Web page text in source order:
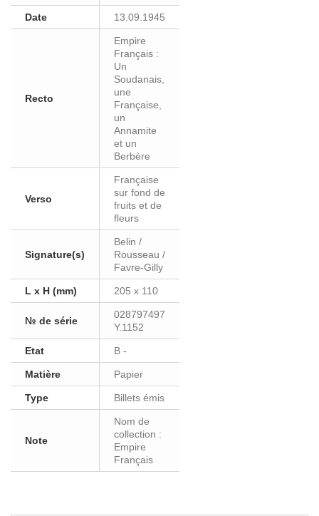
Date 13.09.1945
Recto
Empire
Français :
Un
Soudanais,
une
Française,
un
Annamite
et un
Berbère
Verso
Française
sur fond de
fruits et de
fleurs
Signature(s)
Belin /
Rousseau /
Favre-Gilly
L x H (mm) 205 x 110
№ de série
028797497
Y.1152
Etat B -
Matière Papier
Type Billets émis
Note
Nom de
collection :
Empire
Français